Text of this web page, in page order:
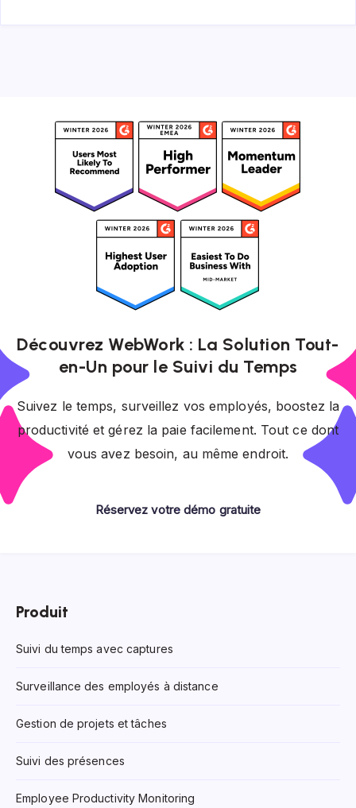
Découvrez WebWork : La Solution Tout-
en-Un pour le Suivi du Temps
Suivez le temps, surveillez vos employés, boostez la
productivité et gérez la paie facilement. Tout ce dont
vous avez besoin, au même endroit.
Réservez votre démo gratuite
Produit
Suivi du temps avec captures
Surveillance des employés à distance
Gestion de projets et tâches
Suivi des présences
Employee Productivity Monitoring